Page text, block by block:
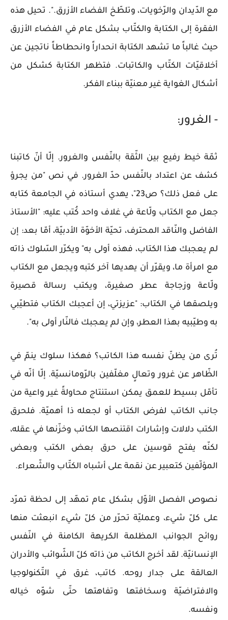
مع الدّيدان والرّخويات، وتلطّخ الفضاء الأزرق.". تحيل هذه
الفقرة إلى الكتابة والكتّاب بشكل عام في الفضاء الأزرق
حيث غالباً ما تشهد الكتابة انحداراً وانحطاطاً ناتجين عن
أخلاقيّات الكتّاب والكاتبات. فتظهر الكتابة كشكل من
أشكال الغواية غير معنيّة ببناء الفكر.
- الغرور:
ثمّة خيط رفيع بين الثّقة بالنّفس والغرور. إلّا أنّ كاتبنا
كشف عن اعتداد بالنّفس حدّ الغرور. في نص "من يجرؤ
على فعل ذلك؟ ص23"، يهدي أستاذه في الجامعة كتابه
جعل مع الكتاب ولّاعة في غلاف واحد كُتب عليه: "الأستاذ
الفاضل والنّاقد المحترف، تحيّة الأخوّة الأدبيّة، أمّا بعد: إن
لم يعجبك هذا الكتاب، فهذه أولى به" ويكرّر السّلوك ذاته
مع امرأة ما، ويقرّر أن يهديها آخر كتبه ويجعل مع الكتاب
ولّاعة وزجاجة عطر صغيرة، ويكتب رسالة قصيرة
ويلصقها في الكتاب: "عزيزتي، إن أعجبك الكتاب فتطيّبي
به وطيّبيه بهذا العطر، وإن لم يعجبك فالنّار أولى به".
تُرى من يظنّ نفسه هذا الكاتب؟ فهكذا سلوك ينمّ في
الظّاهر عن غرور وتعالٍ مغلّفين بالرّومانسيّة. إلّا أنّه في
تأمّل بسيط للعمق يمكن استنتاج محاولةً غير واعية من
جانب الكاتب لفرض الكتاب أو لجعله ذا أهميّة. فلحرق
الكتب دلالات وإشارات اقتنصها الكاتب وخزّنها في عقله،
لكنّه يفتح قوسين على حرق بعض الكتب وبعض
المؤلّفين كتعبير عن نقمة على أشباه الكتّاب والشّعراء.
نصوص الفصل الأوّل بشكل عام تمهّد إلى لحظة تمرّد
على كلّ شيء، وعمليّة تحرّر من كلّ شيء انبعثت منها
روائح الجوانب المظلمة الكريهة الكامنة في النّفس
الإنسانيّة. لقد أخرج الكاتب من ذاته كلّ الشّوائب والأدران
العالقة على جدار روحه. كاتب، غرق في التّكنولوجيا
والافتراضيّة وسخافتها وتفاهتها حتّى شوّه خياله
ونفسه.